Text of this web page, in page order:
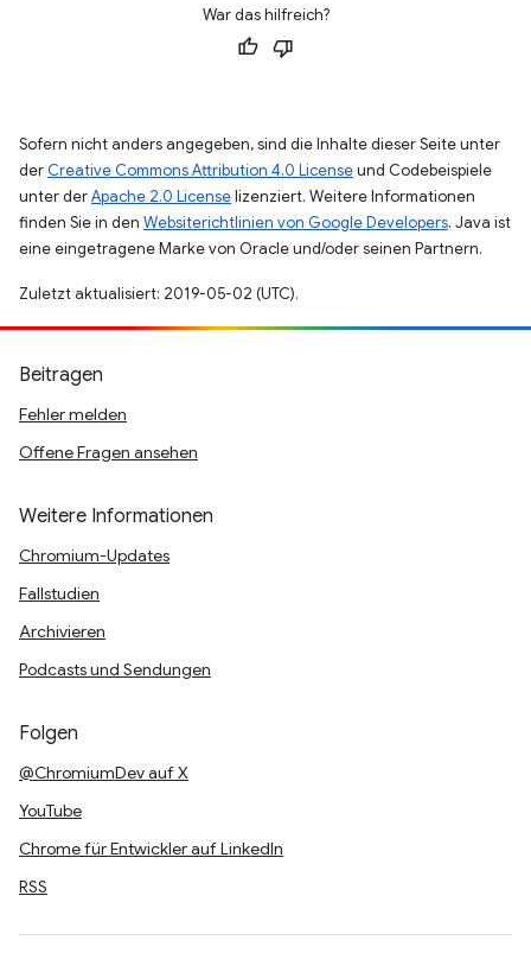
War das hilfreich?
Sofern nicht anders angegeben, sind die Inhalte dieser Seite unter
der Creative Commons Attribution 4.0 Licenseund Codebeispiele
unter derApache 2.0 Licenselizenziert. Weitere Informationen
finden Sie in den Websiterichtlinien von Google Developers. Java ist
eine eingetragene Marke von Oracle und/oder seinen Partnern.
Zuletzt aktualisiert: 2019-05-02 (UTC).
Beitragen
Fehler melden
Offene Fragen ansehen
Weitere Informationen
Chromium-Updates
Fallstudien
Archivieren
Podcasts und Sendungen
Folgen
@ChromiumDev auf X
YouTube
Chrome für Entwickler auf LinkedIn
RSS